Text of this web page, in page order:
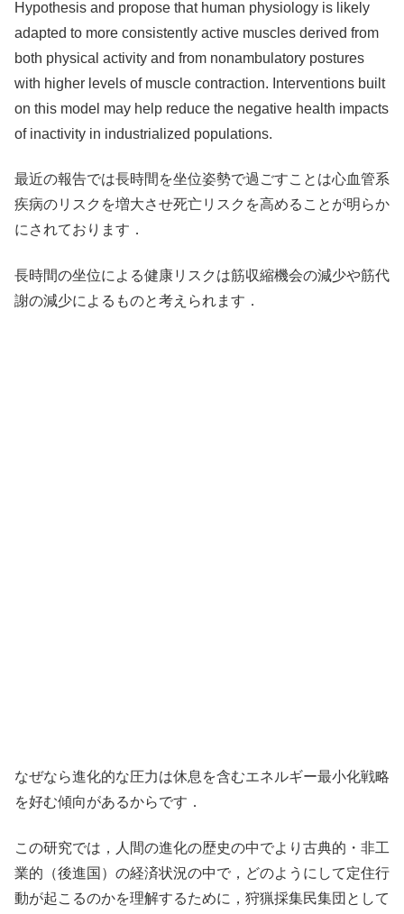
Hypothesis and propose that human physiology is likely
adapted to more consistently active muscles derived from
both physical activity and from nonambulatory postures
with higher levels of muscle contraction. Interventions built
on this model may help reduce the negative health impacts
of inactivity in industrialized populations.
最近の報告では長時間を坐位姿勢で過ごすことは心血管系
疾病のリスクを増大させ死亡リスクを高めることが明らか
にされております．
長時間の坐位による健康リスクは筋収縮機会の減少や筋代
謝の減少によるものと考えられます．
なぜなら進化的な圧力は休息を含むエネルギー最小化戦略
を好む傾向があるからです．
この研究では，人間の進化の歴史の中でより古典的・非工
業的（後進国）の経済状況の中で，どのようにして定住行
動が起こるのかを理解するために，狩猟採集民集団として